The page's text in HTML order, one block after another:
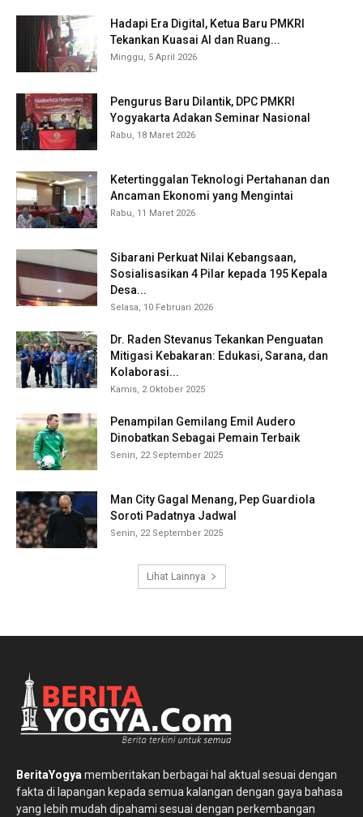
Hadapi Era Digital, Ketua Baru PMKRI
Tekankan Kuasai AI dan Ruang...
Minggu, 5 April 2026
Pengurus Baru Dilantik, DPC PMKRI
Yogyakarta Adakan Seminar Nasional
Rabu, 18 Maret 2026
Ketertinggalan Teknologi Pertahanan dan
Ancaman Ekonomi yang Mengintai
Rabu, 11 Maret 2026
Sibarani Perkuat Nilai Kebangsaan,
Sosialisasikan 4 Pilar kepada 195 Kepala
Desa...
Selasa, 10 Februari 2026
Dr. Raden Stevanus Tekankan Penguatan
Mitigasi Kebakaran: Edukasi, Sarana, dan
Kolaborasi...
Kamis, 2 Oktober 2025
Penampilan Gemilang Emil Audero
Dinobatkan Sebagai Pemain Terbaik
Senin, 22 September 2025
Man City Gagal Menang, Pep Guardiola
Soroti Padatnya Jadwal
Senin, 22 September 2025
Lihat Lainnya
BeritaYogyamemberitakan berbagai hal aktual sesuai dengan
fakta di lapangan kepada semua kalangan dengan gaya bahasa
yang lebih mudah dipahami sesuai dengan perkembangan